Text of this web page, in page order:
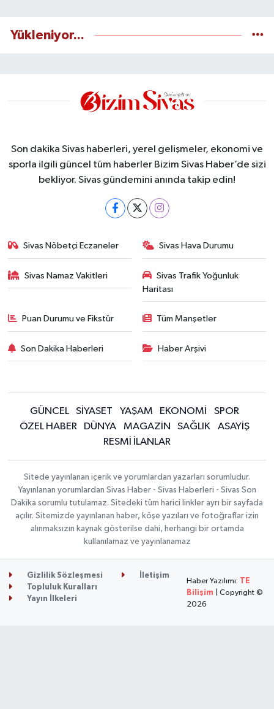
Yükleniyor...
Son dakika Sivas haberleri, yerel gelişmeler, ekonomi ve
sporla ilgili güncel tüm haberler Bizim Sivas Haber’de sizi
bekliyor. Sivas gündemini anında takip edin!
Sivas Nöbetçi Eczaneler Sivas Hava Durumu
Sivas Namaz Vakitleri
Sivas Trafik Yoğunluk
Haritası
Puan Durumu ve Fikstür Tüm Manşetler
Son Dakika Haberleri Haber Arşivi
GÜNCEL SİYASET YAŞAM EKONOMİ
SPOR
ÖZEL HABER
DÜNYA MAGAZİN SAĞLIK
ASAYİŞ
RESMİ İLANLAR
Sitede yayınlanan içerik ve yorumlardan yazarları sorumludur.
Yayınlanan yorumlardan Sivas Haber - Sivas Haberleri - Sivas Son
Dakika sorumlu tutulamaz. Sitedeki tüm harici linkler ayrı bir sayfada
açılır. Sitemizde yayınlanan haber, köşe yazıları ve fotoğraflar izin
alınmaksızın kaynak gösterilse dahi, herhangi bir ortamda
kullanılamaz ve yayınlanamaz
Gizlilik Sözleşmesi
İletişim
Topluluk Kuralları
Yayın İlkeleri
Haber Yazılımı: TE
Bilişim | Copyright ©
2026